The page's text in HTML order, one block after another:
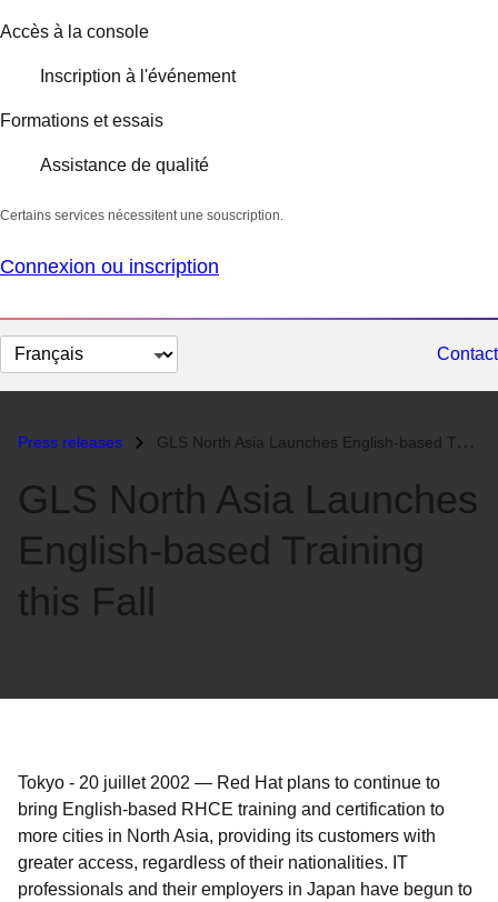
Accès à la console
Inscription à l'événement
Formations et essais
Assistance de qualité
Certains services nécessitent une souscription.
Connexion ou inscription
Changer
la
Contact
Press releases GLS North Asia Launches English-based Training this Fall...
GLS North Asia Launches
English-based Training
this Fall
Tokyo - 20 juillet 2002 — Red Hat plans to continue to
bring English-based RHCE training and certification to
more cities in North Asia, providing its customers with
greater access, regardless of their nationalities. IT
professionals and their employers in Japan have begun to